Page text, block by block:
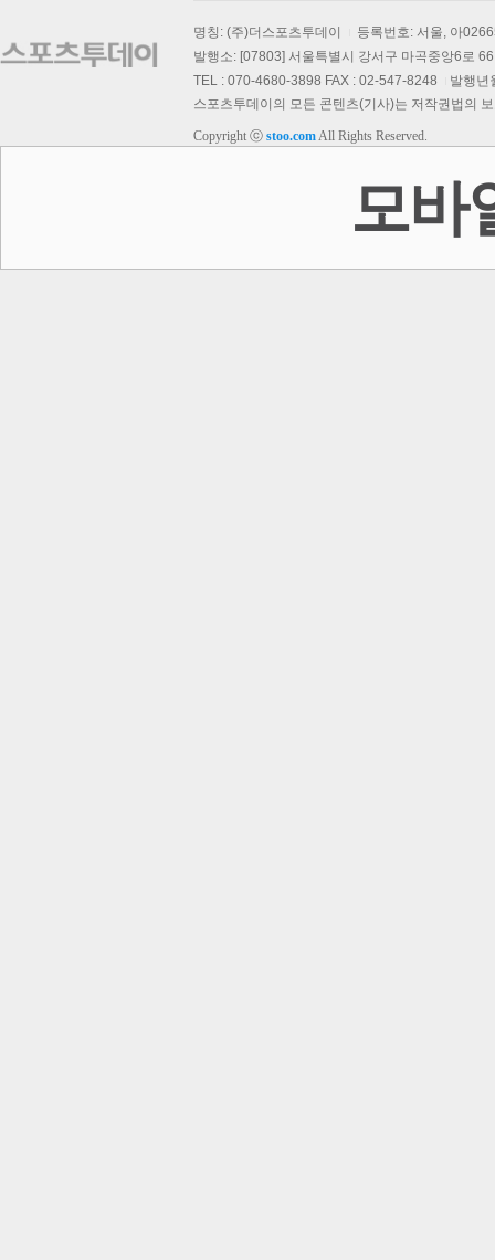
명칭: (주)더스포츠투데이
등록번호: 서울, 아
발행소: [07803] 서울특별시 강서구 마곡중앙6로
TEL : 070-4680-3898 FAX : 02-547-8248
발행년
스포츠투데이의 모든 콘텐츠(기사)는 저작권법의
Copyright ⓒ stoo.comAll Rights Reserved.
모바